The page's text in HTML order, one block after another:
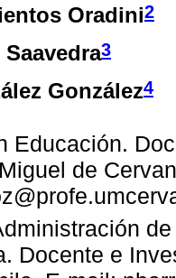
Oradini2
3
González4
Educación.
de
Docente e